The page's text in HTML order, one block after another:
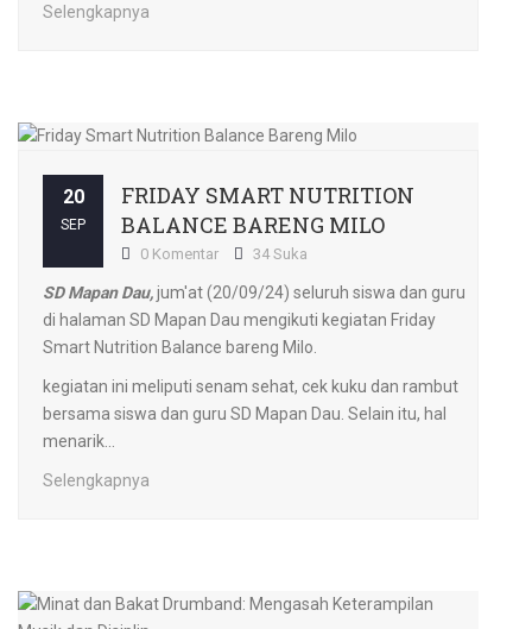
Selengkapnya
20
SEP
FRIDAY SMART NUTRITION
BALANCE BARENG MILO
0 Komentar 34 Suka
SD Mapan Dau,jum'at (20/09/24) seluruh siswa dan guru
di halaman SD Mapan Dau mengikuti kegiatan Friday
Smart Nutrition Balance bareng Milo.
kegiatan ini meliputi senam sehat, cek kuku dan rambut
bersama siswa dan guru SD Mapan Dau. Selain itu, hal
menarik...
Selengkapnya